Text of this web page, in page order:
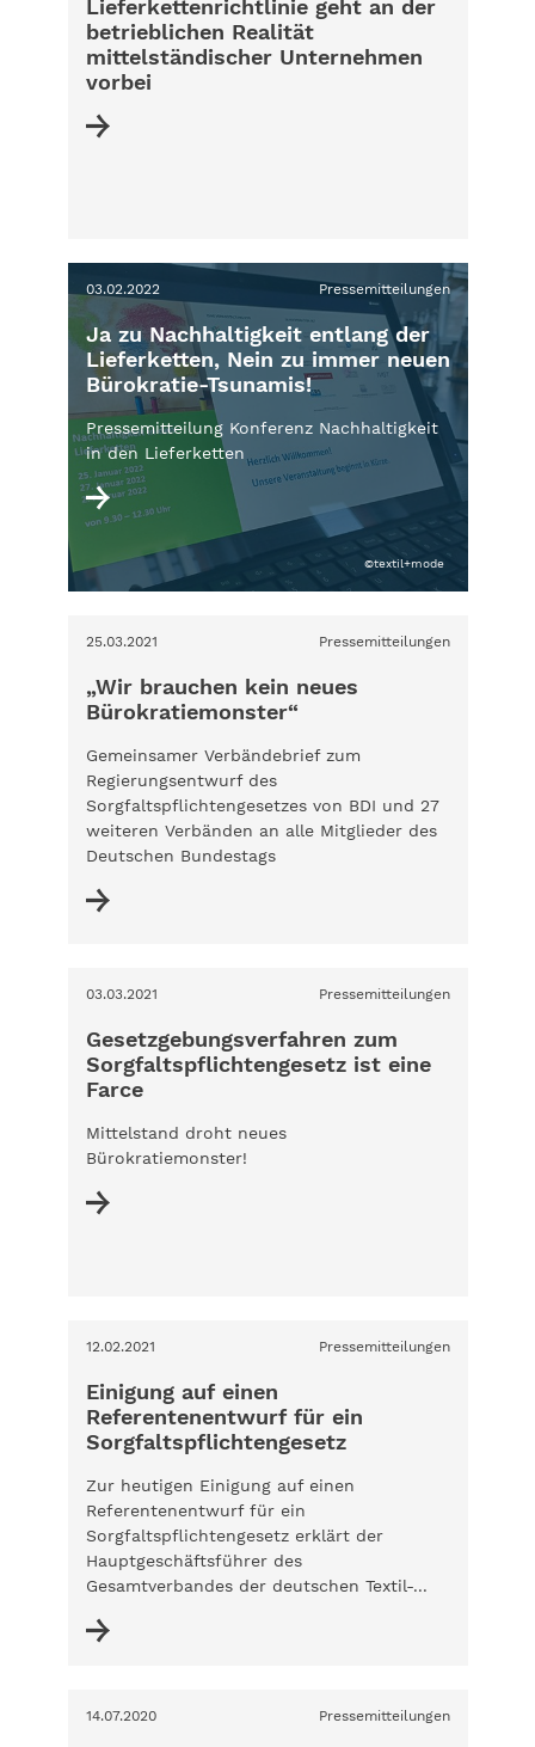
Lieferkettenrichtlinie geht an der
betrieblichen Realität
mittelständischer Unternehmen
vorbei
©textil+mode
03.02.2022 Pressemitteilungen
Ja zu Nachhaltigkeit entlang der
Lieferketten, Nein zu immer neuen
Bürokratie-Tsunamis!
Pressemitteilung Konferenz Nachhaltigkeit
in den Lieferketten
25.03.2021 Pressemitteilungen
„Wir brauchen kein neues
Bürokratiemonster“
Gemeinsamer Verbändebrief zum
Regierungsentwurf des
Sorgfaltspflichtengesetzes von BDI und 27
weiteren Verbänden an alle Mitglieder des
Deutschen Bundestags
03.03.2021 Pressemitteilungen
Gesetzgebungsverfahren zum
Sorgfaltspflichtengesetz ist eine
Farce
Mittelstand droht neues
Bürokratiemonster!
12.02.2021 Pressemitteilungen
Einigung auf einen
Referentenentwurf für ein
Sorgfaltspflichtengesetz
Zur heutigen Einigung auf einen
Referentenentwurf für ein
Sorgfaltspflichtengesetz erklärt der
Hauptgeschäftsführer des
Gesamtverbandes der deutschen Textil-...
14.07.2020 Pressemitteilungen